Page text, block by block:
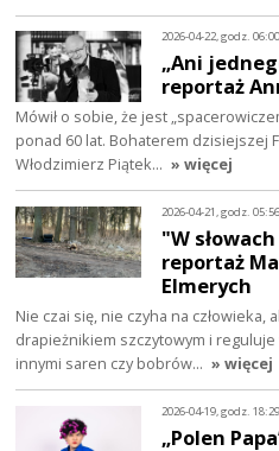
2026-04-22, godz. 06:00
„Ani
reportaż
Mówił o sobie, że jest
ponad 60 lat. Bohaterem
Włodzimierz Piątek… » więcej
2026-04-21, godz. 05:56
"W
reportaż
Elmerych
Nie czai się, nie czyha na człowieka,
drapieżnikiem szczytowym i
innymi saren czy bobrów… » więcej
2026-04-19, godz. 18:29
„Polen